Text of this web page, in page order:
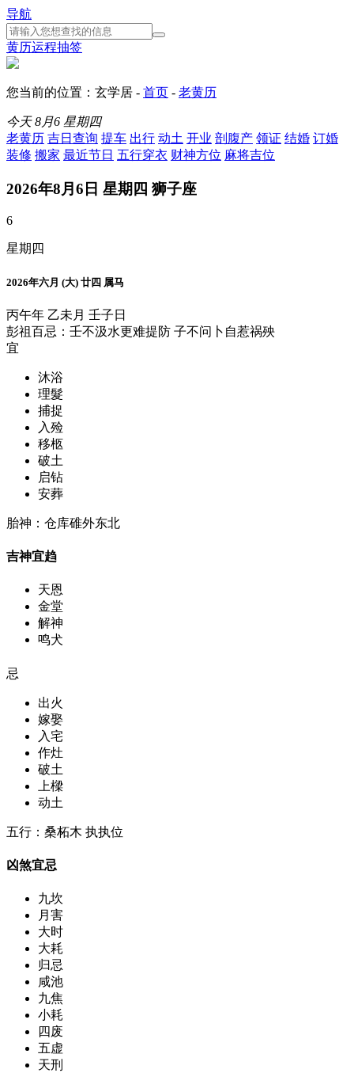
导航
黄历运程抽签
您当前的位置：玄学居 - 首页 - 老黄历
今天8月6 星期四
老黄历 吉日查询 提车 出行 动土 开业 剖腹产 领证 结婚 订婚
装修 搬家 最近节日 五行穿衣 财神方位 麻将吉位
2026年8月6日 星期四 狮子座
6
星期四
2026年六月 (大) 廿四 属马
丙午年 乙未月 壬子日
彭祖百忌：壬不汲水更难提防 子不问卜自惹祸殃
宜
沐浴
理髮
捕捉
入殓
移柩
破土
启钻
安葬
胎神：仓库碓外东北
吉神宜趋
天恩
金堂
解神
鸣犬
忌
出火
嫁娶
入宅
作灶
破土
上樑
动土
五行：桑柘木 执执位
凶煞宜忌
九坎
月害
大时
大耗
归忌
咸池
九焦
小耗
四废
五虚
天刑